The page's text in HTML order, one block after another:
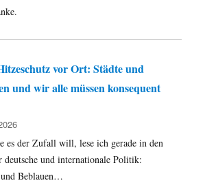
vor Ort: Städte und
und wir alle müssen konsequent
es der Zufall will, lese ich gerade in den
deutsche und internationale Politik:
Beblauen…